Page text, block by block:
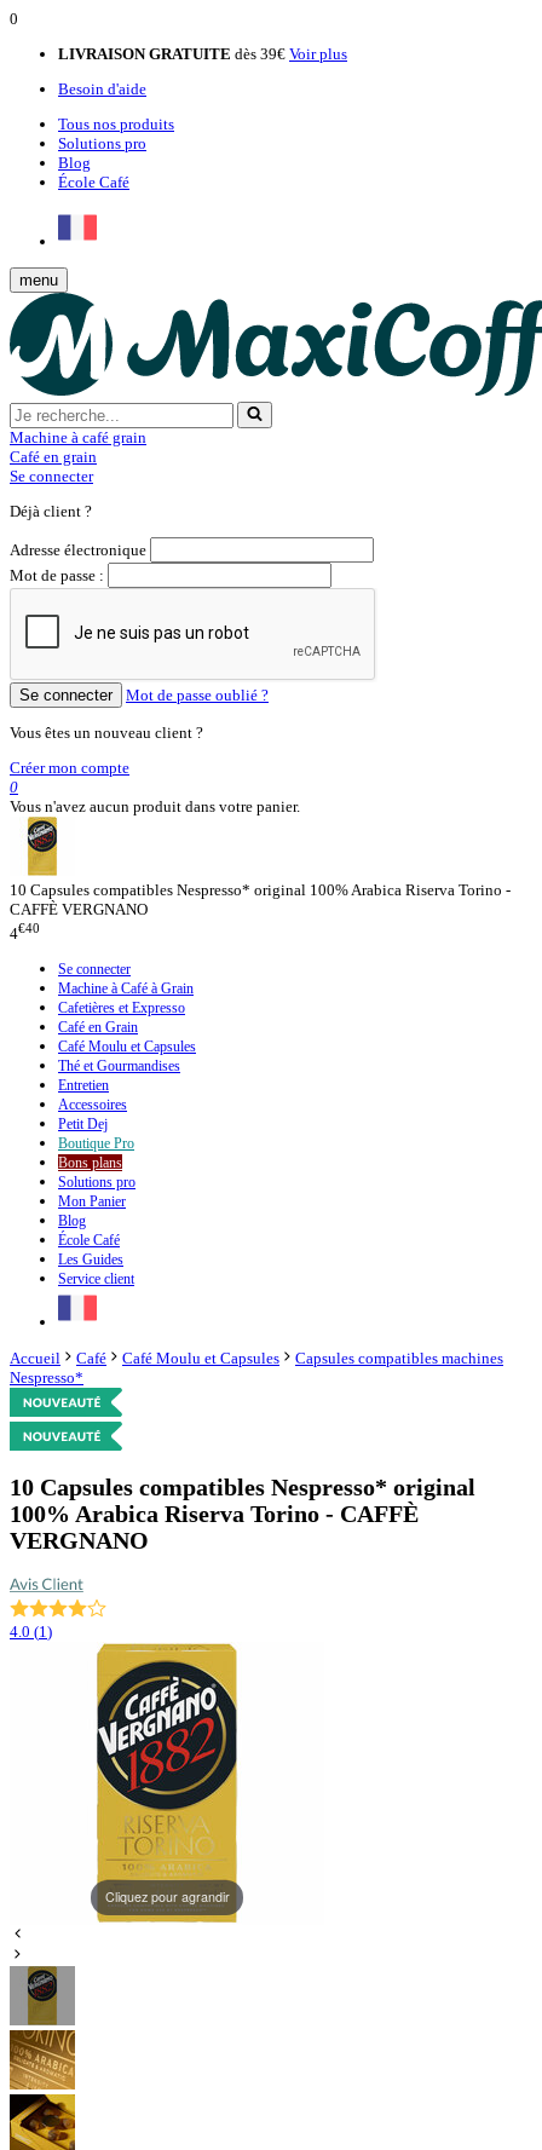
0
LIVRAISON GRATUITE dès 39€ Voir plus
Besoin d'aide
Tous nos produits
Solutions pro
Blog
École Café
menu
Machine à café grain
Café en grain
Se connecter
Déjà client ?
Adresse électronique
Mot de passe :
Se connecter Mot de passe oublié ?
Vous êtes un nouveau client ?
Créer mon compte
0
Vous n'avez aucun produit dans votre panier.
10 Capsules compatibles Nespresso* original 100% Arabica Riserva Torino -
CAFFÈ VERGNANO
4€40
Se connecter
Machine à Café à Grain
Cafetières et Expresso
Café en Grain
Café Moulu et Capsules
Thé et Gourmandises
Entretien
Accessoires
Petit Dej
Boutique Pro
Bons plans
Solutions pro
Mon Panier
Blog
École Café
Les Guides
Service client
Accueil Café Café Moulu et Capsules
Capsules compatibles machines
Nespresso*
10 Capsules compatibles Nespresso* original
100% Arabica Riserva Torino - CAFFÈ
VERGNANO
4.0 (1)
Cliquez pour agrandir